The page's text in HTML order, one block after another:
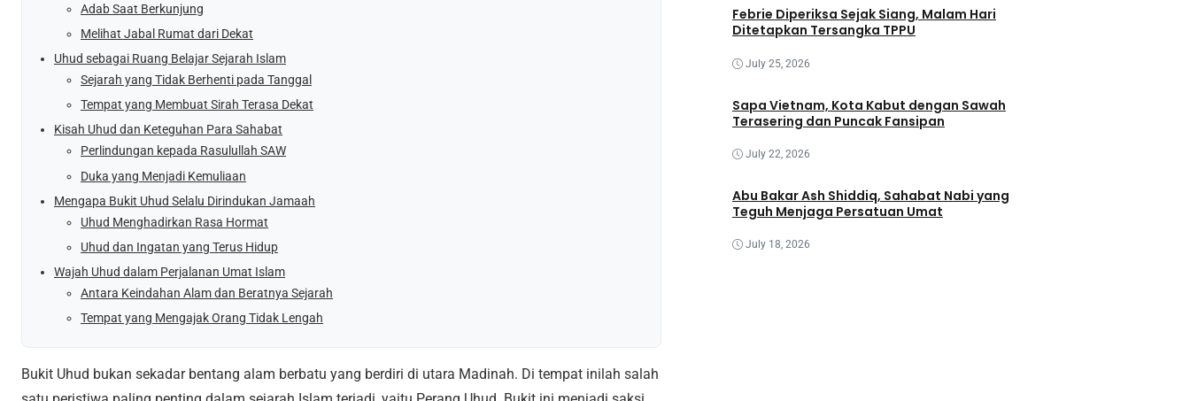
Adab Saat Berkunjung
Melihat Jabal Rumat dari Dekat
Uhud sebagai Ruang Belajar Sejarah Islam
Sejarah yang Tidak Berhenti pada Tanggal
Tempat yang Membuat Sirah Terasa Dekat
Kisah Uhud dan Keteguhan Para Sahabat
Perlindungan kepada Rasulullah SAW
Duka yang Menjadi Kemuliaan
Mengapa Bukit Uhud Selalu Dirindukan Jamaah
Uhud Menghadirkan Rasa Hormat
Uhud dan Ingatan yang Terus Hidup
Wajah Uhud dalam Perjalanan Umat Islam
Antara Keindahan Alam dan Beratnya Sejarah
Tempat yang Mengajak Orang Tidak Lengah
Bukit Uhud bukan sekadar bentang alam berbatu yang berdiri di utara Madinah. Di tempat inilah salah
Febrie Diperiksa Sejak Siang, Malam Hari
Ditetapkan Tersangka TPPU
July 25, 2026
Sapa Vietnam, Kota Kabut dengan Sawah
Terasering dan Puncak Fansipan
July 22, 2026
Abu Bakar Ash Shiddiq, Sahabat Nabi yang
Teguh Menjaga Persatuan Umat
July 18, 2026